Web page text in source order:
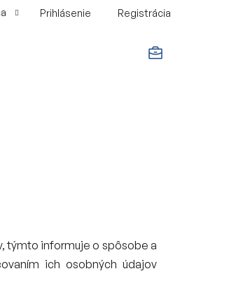
Prihlásenie Registrácia
týmto informuje o spôsobe a
ich osobných údajov